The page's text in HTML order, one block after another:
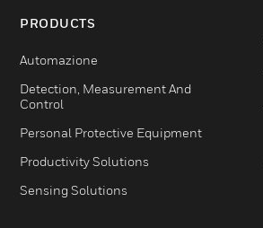
PRODUCTS
Automazione
Detection, Measurement And
Control
Personal Protective Equipment
Productivity Solutions
Sensing Solutions